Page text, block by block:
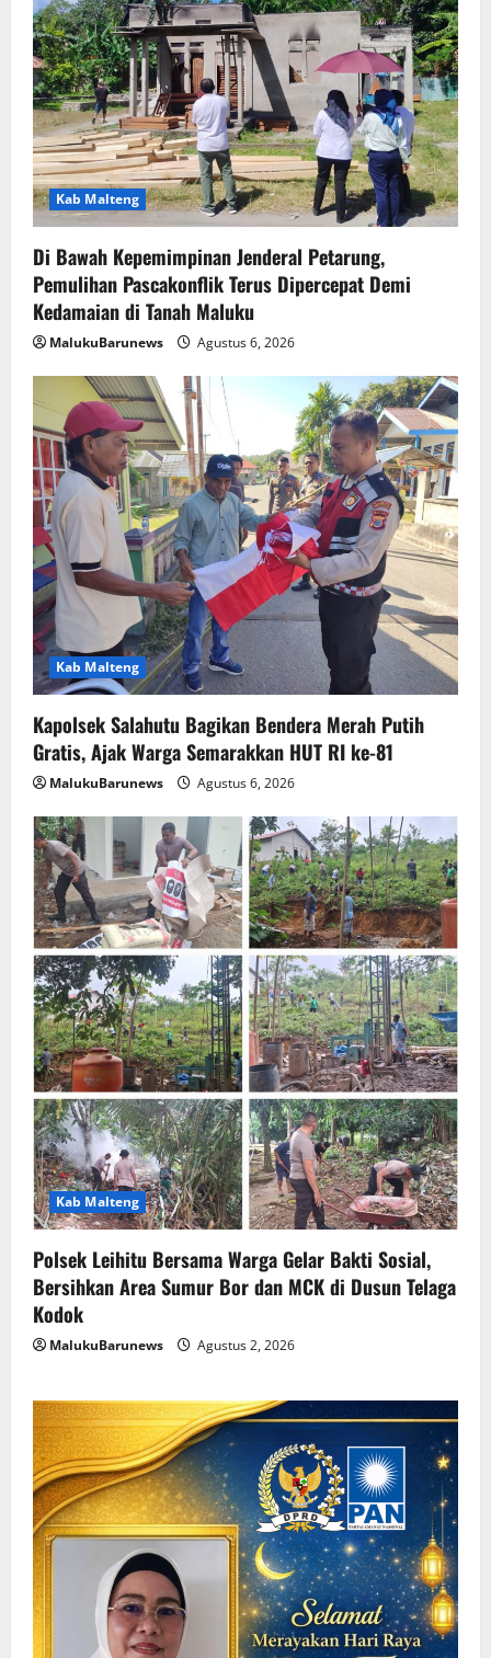
Kab Malteng
Di Bawah Kepemimpinan Jenderal Petarung,
Pemulihan Pascakonflik Terus Dipercepat Demi
Kedamaian di Tanah Maluku
MalukuBarunews Agustus 6, 2026
Kab Malteng
Kapolsek Salahutu Bagikan Bendera Merah Putih
Gratis, Ajak Warga Semarakkan HUT RI ke-81
MalukuBarunews Agustus 6, 2026
Kab Malteng
Polsek Leihitu Bersama Warga Gelar Bakti Sosial,
Bersihkan Area Sumur Bor dan MCK di Dusun Telaga
Kodok
MalukuBarunews Agustus 2, 2026